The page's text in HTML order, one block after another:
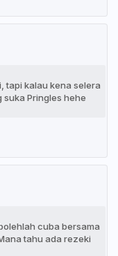
tapi kalau kena selera
suka Pringles hehe
cuba bersama
tahu ada rezeki